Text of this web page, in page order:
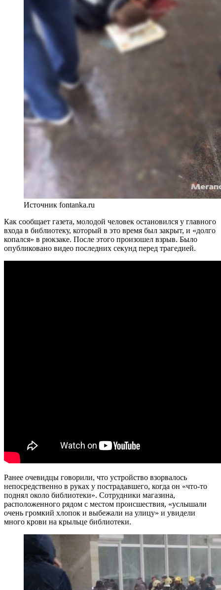
Источник fontanka.ru
Как сообщает газета, молодой человек остановился у главного
входа в библиотеку, который в это время был закрыт, и «долго
копался» в рюкзаке. После этого произошел взрыв. Было
опубликовано видео последних секунд перед трагедией.
Ранее очевидцы говорили, что устройство взорвалось
непосредственно в руках у пострадавшего, когда он «что-то
поднял около библиотеки». Сотрудники магазина,
расположенного рядом с местом происшествия, «услышали
очень громкий хлопок и выбежали на улицу» и увидели
много крови на крыльце библиотеки.